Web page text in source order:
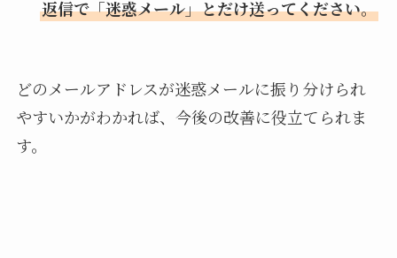
返信で「迷惑メール」とだけ送ってください。
どのメールアドレスが迷惑メールに振り分けられ
やすいかがわかれば、今後の改善に役立てられま
す。